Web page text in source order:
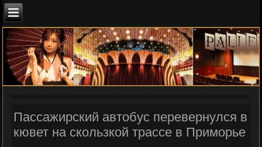
Пассажирский автобус перевернулся в
кювет на скользкой трассе в Приморье